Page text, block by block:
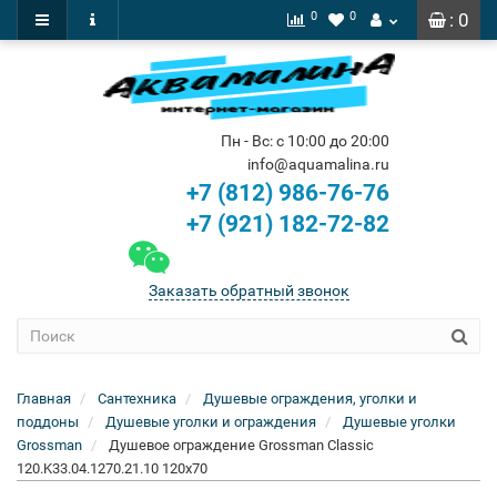
: 0
0 0
Пн - Вс: с 10:00 до 20:00
info@aquamalina.ru
+7 (812) 986-76-76
+7 (921) 182-72-82
Заказать обратный звонок
Главная Сантехника
Душевые ограждения, уголки и
поддоны
Душевые уголки и ограждения
Душевые уголки
Grossman
Душевое ограждение Grossman Classic
120.K33.04.1270.21.10 120x70